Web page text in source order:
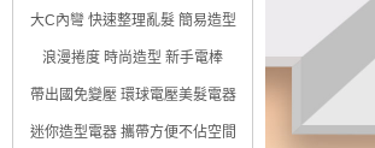
大C內彎 快速整理亂髮 簡易造型
浪漫捲度 時尚造型 新手電棒
帶出國免變壓 環球電壓美髮電器
迷你造型電器 攜帶方便不佔空間